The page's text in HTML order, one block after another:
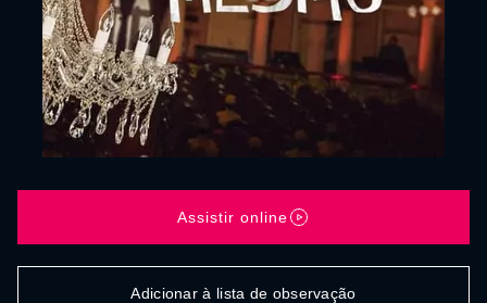
Assistir online
Adicionar à lista de observação